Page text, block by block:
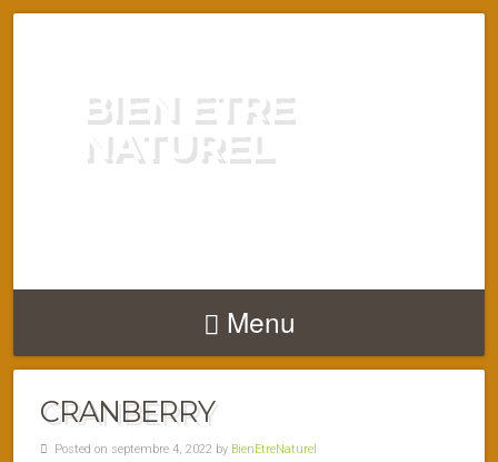
BIEN ETRE
NATUREL
Menu
CRANBERRY
Posted on septembre 4, 2022 by BienEtreNaturel